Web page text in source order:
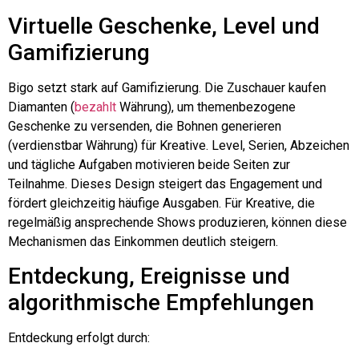
Virtuelle Geschenke, Level und
Gamifizierung
Bigo setzt stark auf Gamifizierung. Die Zuschauer kaufen
Diamanten (bezahlt Währung), um themenbezogene
Geschenke zu versenden, die Bohnen generieren
(verdienstbar Währung) für Kreative. Level, Serien, Abzeichen
und tägliche Aufgaben motivieren beide Seiten zur
Teilnahme. Dieses Design steigert das Engagement und
fördert gleichzeitig häufige Ausgaben. Für Kreative, die
regelmäßig ansprechende Shows produzieren, können diese
Mechanismen das Einkommen deutlich steigern.
Entdeckung, Ereignisse und
algorithmische Empfehlungen
Entdeckung erfolgt durch: